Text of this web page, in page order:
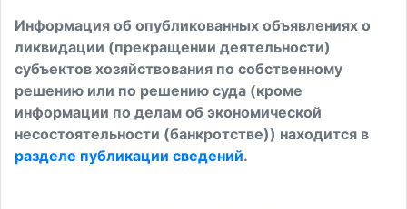
Информация об опубликованных объявлениях о
ликвидации (прекращении деятельности)
субъектов хозяйствования по собственному
решению или по решению суда (кроме
информации по делам об экономической
несостоятельности (банкротстве)) находится в
разделе публикации сведений.